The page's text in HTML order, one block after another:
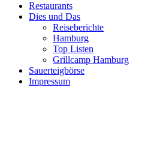
Restaurants
Dies und Das
Reiseberichte
Hamburg
Top Listen
Grillcamp Hamburg
Sauerteigbörse
Impressum